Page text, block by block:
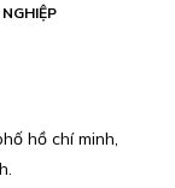
hồ chí minh,